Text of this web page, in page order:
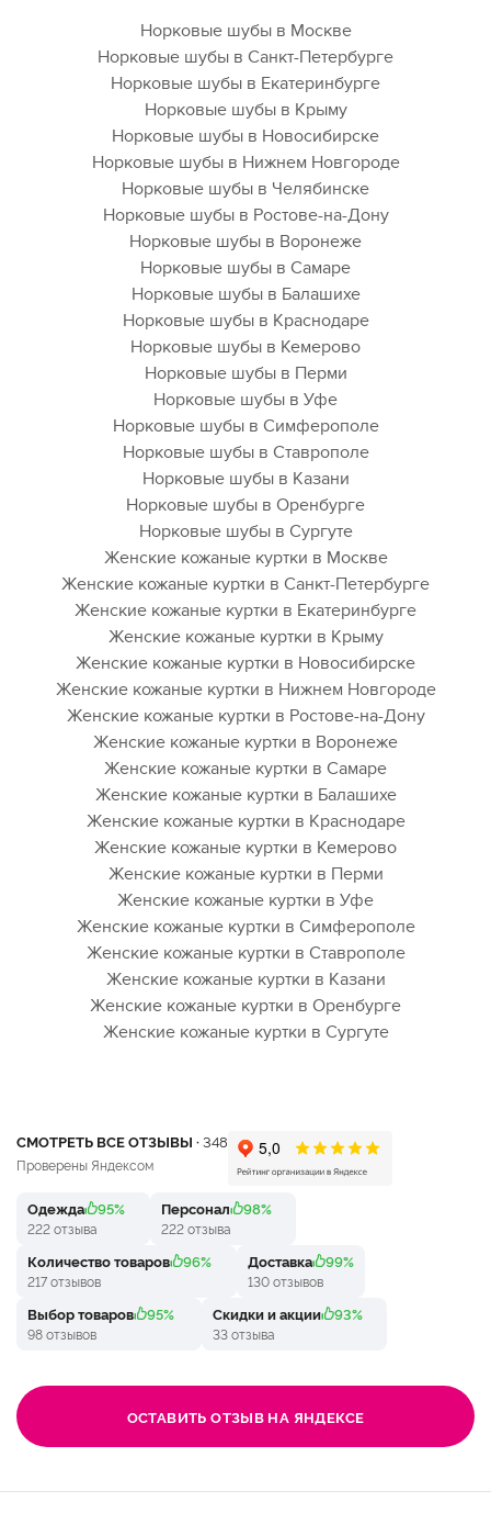
Норковые шубы в Москве
Норковые шубы в Санкт-Петербурге
Норковые шубы в Екатеринбурге
Норковые шубы в Крыму
Норковые шубы в Новосибирске
Норковые шубы в Нижнем Новгороде
Норковые шубы в Челябинске
Норковые шубы в Ростове-на-Дону
Норковые шубы в Воронеже
Норковые шубы в Самаре
Норковые шубы в Балашихе
Норковые шубы в Краснодаре
Норковые шубы в Кемерово
Норковые шубы в Перми
Норковые шубы в Уфе
Норковые шубы в Симферополе
Норковые шубы в Ставрополе
Норковые шубы в Казани
Норковые шубы в Оренбурге
Норковые шубы в Сургуте
Женские кожаные куртки в Москве
Женские кожаные куртки в Санкт-Петербурге
Женские кожаные куртки в Екатеринбурге
Женские кожаные куртки в Крыму
Женские кожаные куртки в Новосибирске
Женские кожаные куртки в Нижнем Новгороде
Женские кожаные куртки в Ростове-на-Дону
Женские кожаные куртки в Воронеже
Женские кожаные куртки в Самаре
Женские кожаные куртки в Балашихе
Женские кожаные куртки в Краснодаре
Женские кожаные куртки в Кемерово
Женские кожаные куртки в Перми
Женские кожаные куртки в Уфе
Женские кожаные куртки в Симферополе
Женские кожаные куртки в Ставрополе
Женские кожаные куртки в Казани
Женские кожаные куртки в Оренбурге
Женские кожаные куртки в Сургуте
СМОТРЕТЬ ВСЕ ОТЗЫВЫ ·348
Проверены Яндексом
Одежда 95%
222 отзыва
Персонал 98%
222 отзыва
Количество товаров 96%
217 отзывов
Доставка 99%
130 отзывов
Выбор товаров 95%
98 отзывов
Скидки и акции 93%
33 отзыва
ОСТАВИТЬ ОТЗЫВ НА ЯНДЕКСЕ